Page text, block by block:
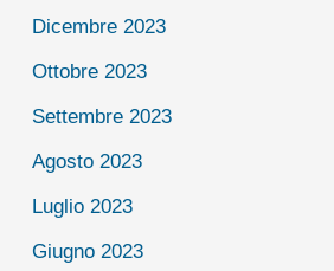
Dicembre 2023
Ottobre 2023
Settembre 2023
Agosto 2023
Luglio 2023
Giugno 2023